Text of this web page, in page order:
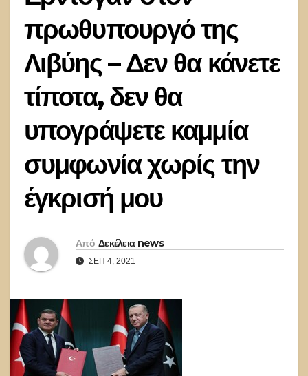
πρωθυπουργό της
Λιβύης – Δεν θα κάνετε
τίποτα, δεν θα
υπογράψετε καμμία
συμφωνία χωρίς την
έγκρισή μου
Από Δεκέλεια news
ΣΕΠ 4, 2021